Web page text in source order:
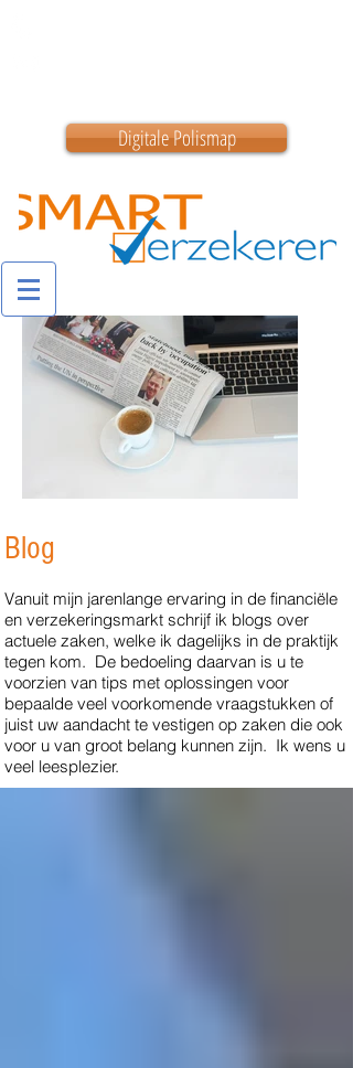
Digitale Polismap
Blog
Vanuit mijn jarenlange ervaring in de financiële
en verzekeringsmarkt schrijf ik blogs over
actuele zaken, welke ik dagelijks in de praktijk
tegen kom. De bedoeling daarvan is u te
voorzien van tips met oplossingen voor
bepaalde veel voorkomende vraagstukken of
juist uw aandacht te vestigen op zaken die ook
voor u van groot belang kunnen zijn. Ik wens u
veel leesplezier.